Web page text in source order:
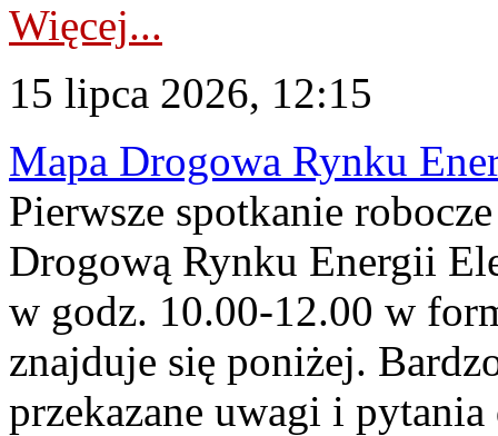
Więcej...
15 lipca 2026, 12:15
Mapa Drogowa Rynku
Pierwsze spotkanie
Drogową Rynku Energii
w godz. 10.00-12.00 w
znajduje się poniżej.
przekazane uwagi i